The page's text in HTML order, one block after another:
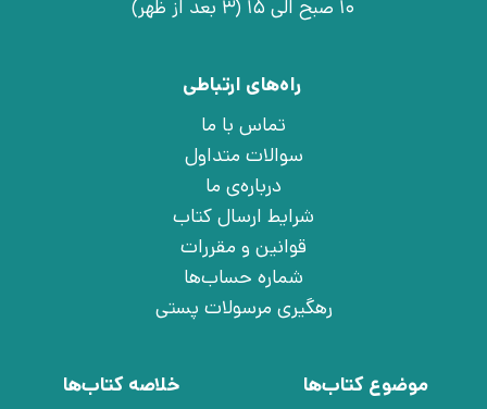
10 صبح الی 15 (3 بعد از ظهر)
راه‌های ارتباطی
تماس با ما
سوالات متداول
درباره‌ی ما
شرایط ارسال کتاب
قوانین و مقررات
شماره حساب‌ها
رهگیری مرسولات پستی
موضوع کتاب‌ها
خلاصه کتاب‌ها